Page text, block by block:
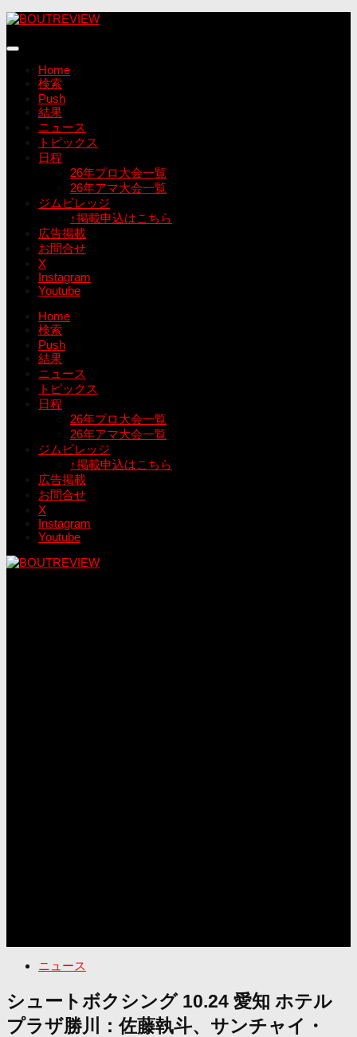
コ
テ
Home
検索
Push
結果
ニュース
トピックス
日程
26年プロ大会一覧
26年アマ大会一覧
ジムビレッジ
↑掲載申込はこちら
広告掲載
お問合せ
X
Instagram
Youtube
Home
検索
Push
結果
ニュース
トピックス
日程
26年プロ大会一覧
26年アマ大会一覧
ジムビレッジ
↑掲載申込はこちら
広告掲載
お問合せ
X
Instagram
Youtube
ニュース
シュートボクシング 10.24 愛知 ホテル
プラザ勝川：佐藤執斗、サンチャイ・